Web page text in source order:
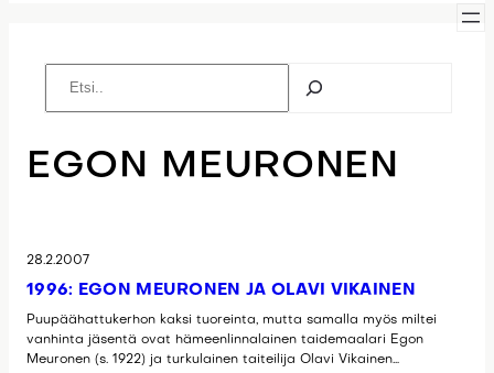
EGON MEURONEN
28.2.2007
1996: EGON MEURONEN JA OLAVI VIKAINEN
Puupäähattukerhon kaksi tuoreinta, mutta samalla myös miltei
vanhinta jäsentä ovat hämeenlinnalainen taidemaalari Egon
Meuronen (s. 1922) ja turkulainen taiteilija Olavi Vikainen…